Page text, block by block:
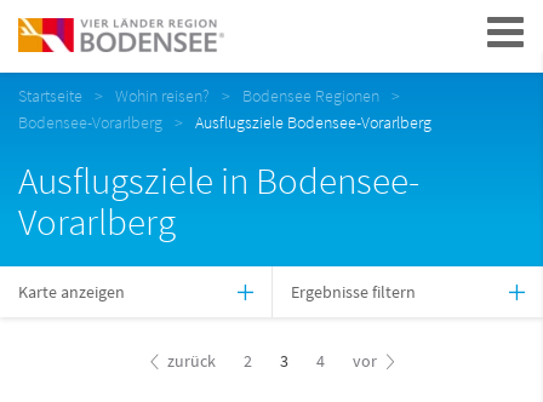
Navigation
Startseite Wohin reisen?
Bodensee Regionen
Bodensee-Vorarlberg
Ausflugsziele Bodensee-Vorarlberg
Ausflugsziele in Bodensee-
Vorarlberg
Karte anzeigen Ergebnisse filtern
zurück 2 3 4 vor